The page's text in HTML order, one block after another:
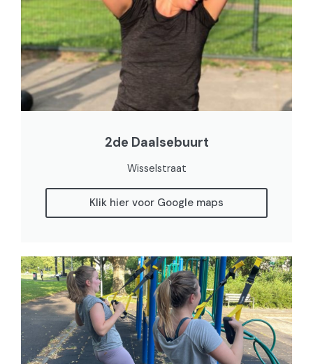
2de Daalsebuurt
Wisselstraat
Klik hier voor Google maps